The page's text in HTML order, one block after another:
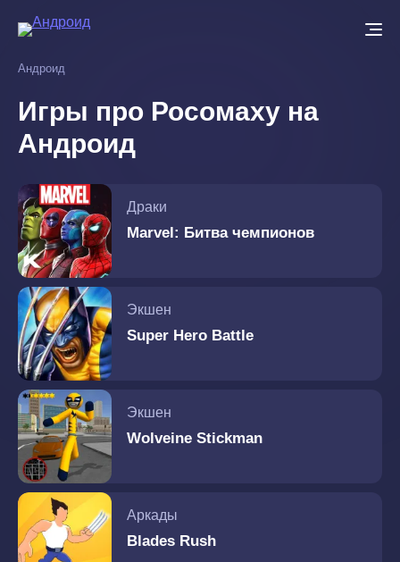
основному
Андроид
Игры про Росомаху на
Андроид
Драки
Marvel: Битва чемпионов
Экшен
Super Hero Battle
Экшен
Wolveine Stickman
Аркады
Blades Rush